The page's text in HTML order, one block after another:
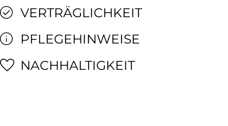
VERTRÄGLICHKEIT
PFLEGEHINWEISE
NACHHALTIGKEIT